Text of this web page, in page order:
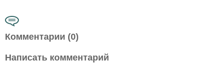
Комментарии (0)
Написать комментарий